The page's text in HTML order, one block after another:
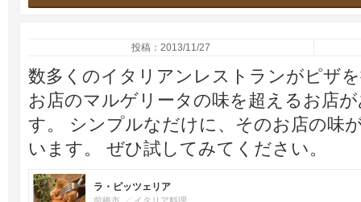
投稿：2013/11/27
数多くのイタリアンレストランがピザ
お店のマルゲリータの味を超えるお店
す。 シンプルなだけに、そのお店の味
います。 ぜひ試してみてください。
ラ・ピッツェリア